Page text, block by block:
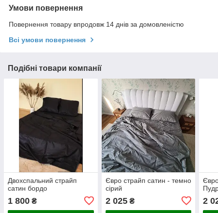
Умови повернення
Повернення товару впродовж 14 днів за домовленістю
Всі умови повернення
Подібні товари компанії
Двохспальний страйп
сатин бордо
1 800 ₴
Євро страйп сатин - темно
сірий
2 025₴ 2